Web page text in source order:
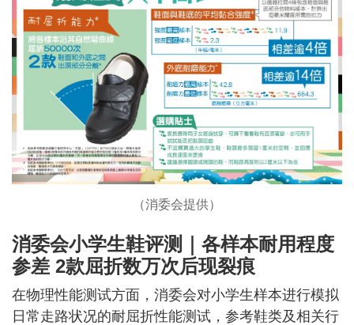
（消委会提供）
消委会小学生鞋评测｜ 各样本耐用程度
参差 2款屈折数万次后现裂痕
在物理性能测试方面，消委会对小学生样本进行模拟
日常走路状况的耐屈折性能测试，参考鞋类及相关行